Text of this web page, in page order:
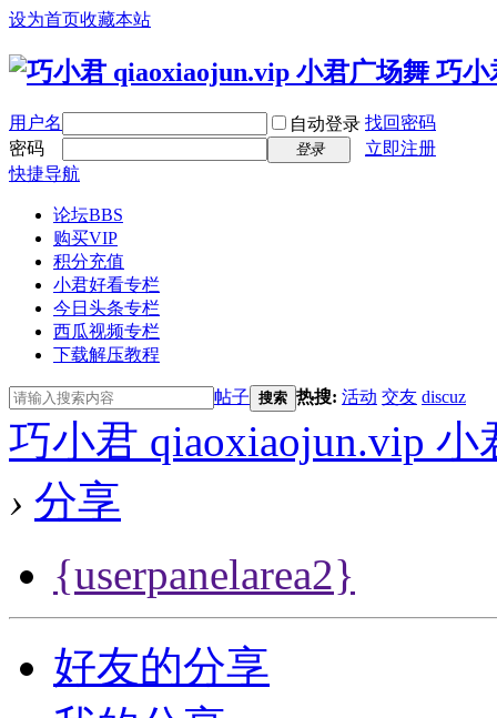
设为首页收藏本站
用户名 自动登录 找回密码
密码
登录
立即注册
快捷导航
论坛BBS
购买VIP
积分充值
小君好看专栏
今日头条专栏
西瓜视频专栏
下载解压教程
帖子 搜索 热搜: 活动 交友 discuz
巧小君 qiaoxiaojun.vip
› 分享
{userpanelarea2}
好友的分享